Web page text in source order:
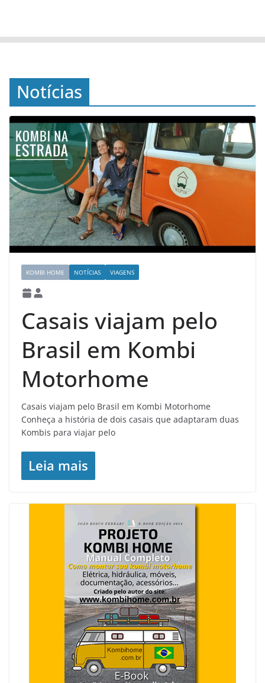
Notícias
KOMBI HOME NOTÍCIAS VIAGENS
Casais viajam pelo
Brasil em Kombi
Motorhome
Casais viajam pelo Brasil em Kombi Motorhome
Conheça a história de dois casais que adaptaram duas
Kombis para viajar pelo
Leia mais